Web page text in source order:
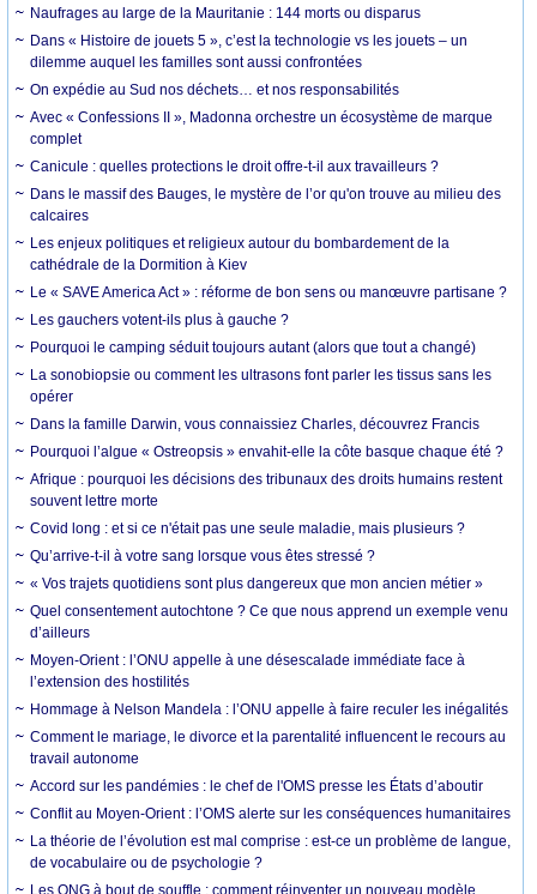
Naufrages au large de la Mauritanie : 144 morts ou disparus
Dans « Histoire de jouets 5 », c’est la technologie vs les jouets – un
dilemme auquel les familles sont aussi confrontées
On expédie au Sud nos déchets… et nos responsabilités
Avec « Confessions II », Madonna orchestre un écosystème de marque
complet
Canicule : quelles protections le droit offre-t-il aux travailleurs ?
Dans le massif des Bauges, le mystère de l’or qu'on trouve au milieu des
calcaires
Les enjeux politiques et religieux autour du bombardement de la
cathédrale de la Dormition à Kiev
Le « SAVE America Act » : réforme de bon sens ou manœuvre partisane ?
Les gauchers votent-ils plus à gauche ?
Pourquoi le camping séduit toujours autant (alors que tout a changé)
La sonobiopsie ou comment les ultrasons font parler les tissus sans les
opérer
Dans la famille Darwin, vous connaissiez Charles, découvrez Francis
Pourquoi l’algue « Ostreopsis » envahit-elle la côte basque chaque été ?
Afrique : pourquoi les décisions des tribunaux des droits humains restent
souvent lettre morte
Covid long : et si ce n'était pas une seule maladie, mais plusieurs ?
Qu’arrive-t-il à votre sang lorsque vous êtes stressé ?
« Vos trajets quotidiens sont plus dangereux que mon ancien métier »
Quel consentement autochtone ? Ce que nous apprend un exemple venu
d’ailleurs
Moyen-Orient : l’ONU appelle à une désescalade immédiate face à
l’extension des hostilités
Hommage à Nelson Mandela : l’ONU appelle à faire reculer les inégalités
Comment le mariage, le divorce et la parentalité influencent le recours au
travail autonome
Accord sur les pandémies : le chef de l'OMS presse les États d’aboutir
Conflit au Moyen-Orient : l’OMS alerte sur les conséquences humanitaires
La théorie de l’évolution est mal comprise : est-ce un problème de langue,
de vocabulaire ou de psychologie ?
Les ONG à bout de souffle : comment réinventer un nouveau modèle